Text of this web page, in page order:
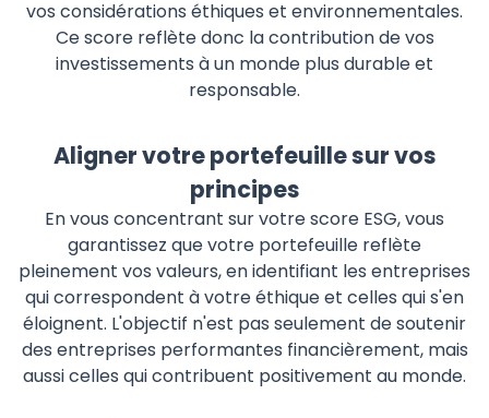
vos considérations éthiques et environnementales.
Ce score reflète donc la contribution de vos
investissements à un monde plus durable et
responsable.
Aligner votre portefeuille sur vos
principes
En vous concentrant sur votre score ESG, vous
garantissez que votre portefeuille reflète
pleinement vos valeurs, en identifiant les entreprises
qui correspondent à votre éthique et celles qui s'en
éloignent. L'objectif n'est pas seulement de soutenir
des entreprises performantes financièrement, mais
aussi celles qui contribuent positivement au monde.